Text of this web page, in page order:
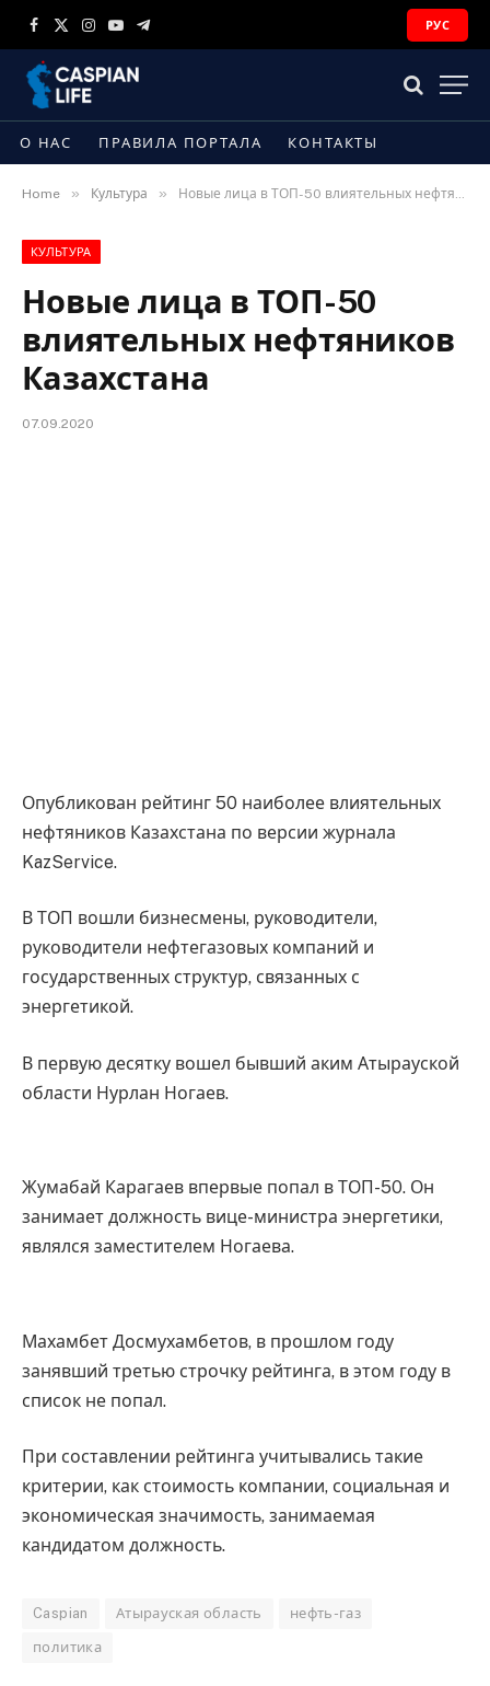
Facebook
X
Instagram
YouTubeTelegram
РУС
О НАС ПРАВИЛА ПОРТАЛА КОНТАКТЫ
Home » Культура » Новые лица в ТОП-50 влиятельных нефтяников Казахстана
КУЛЬТУРА
Новые лица в ТОП-50
влиятельных нефтяников
Казахстана
07.09.2020
Опубликован рейтинг 50 наиболее влиятельных
нефтяников Казахстана по версии журнала
KazService.
В ТОП вошли бизнесмены, руководители,
руководители нефтегазовых компаний и
государственных структур, связанных с
энергетикой.
В первую десятку вошел бывший аким Атырауской
области Нурлан Ногаев.
Жумабай Карагаев впервые попал в ТОП-50. Он
занимает должность вице-министра энергетики,
являлся заместителем Ногаева.
Махамбет Досмухамбетов, в прошлом году
занявший третью строчку рейтинга, в этом году в
список не попал.
При составлении рейтинга учитывались такие
критерии, как стоимость компании, социальная и
экономическая значимость, занимаемая
кандидатом должность.
Caspian Атырауская область нефть-газ
политика